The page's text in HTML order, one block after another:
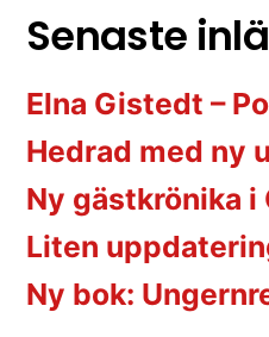
Senaste
Elna Gistedt –
Hedrad med ny
Ny gästkrönika i
Liten
Ny bok: